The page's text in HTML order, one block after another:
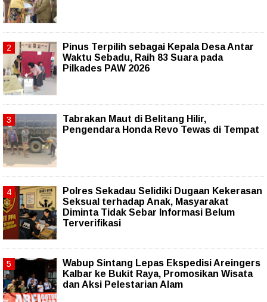
Pinus Terpilih sebagai Kepala Desa Antar
Waktu Sebadu, Raih 83 Suara pada
Pilkades PAW 2026
Tabrakan Maut di Belitang Hilir,
Pengendara Honda Revo Tewas di Tempat
Polres Sekadau Selidiki Dugaan Kekerasan
Seksual terhadap Anak, Masyarakat
Diminta Tidak Sebar Informasi Belum
Terverifikasi
Wabup Sintang Lepas Ekspedisi Areingers
Kalbar ke Bukit Raya, Promosikan Wisata
dan Aksi Pelestarian Alam